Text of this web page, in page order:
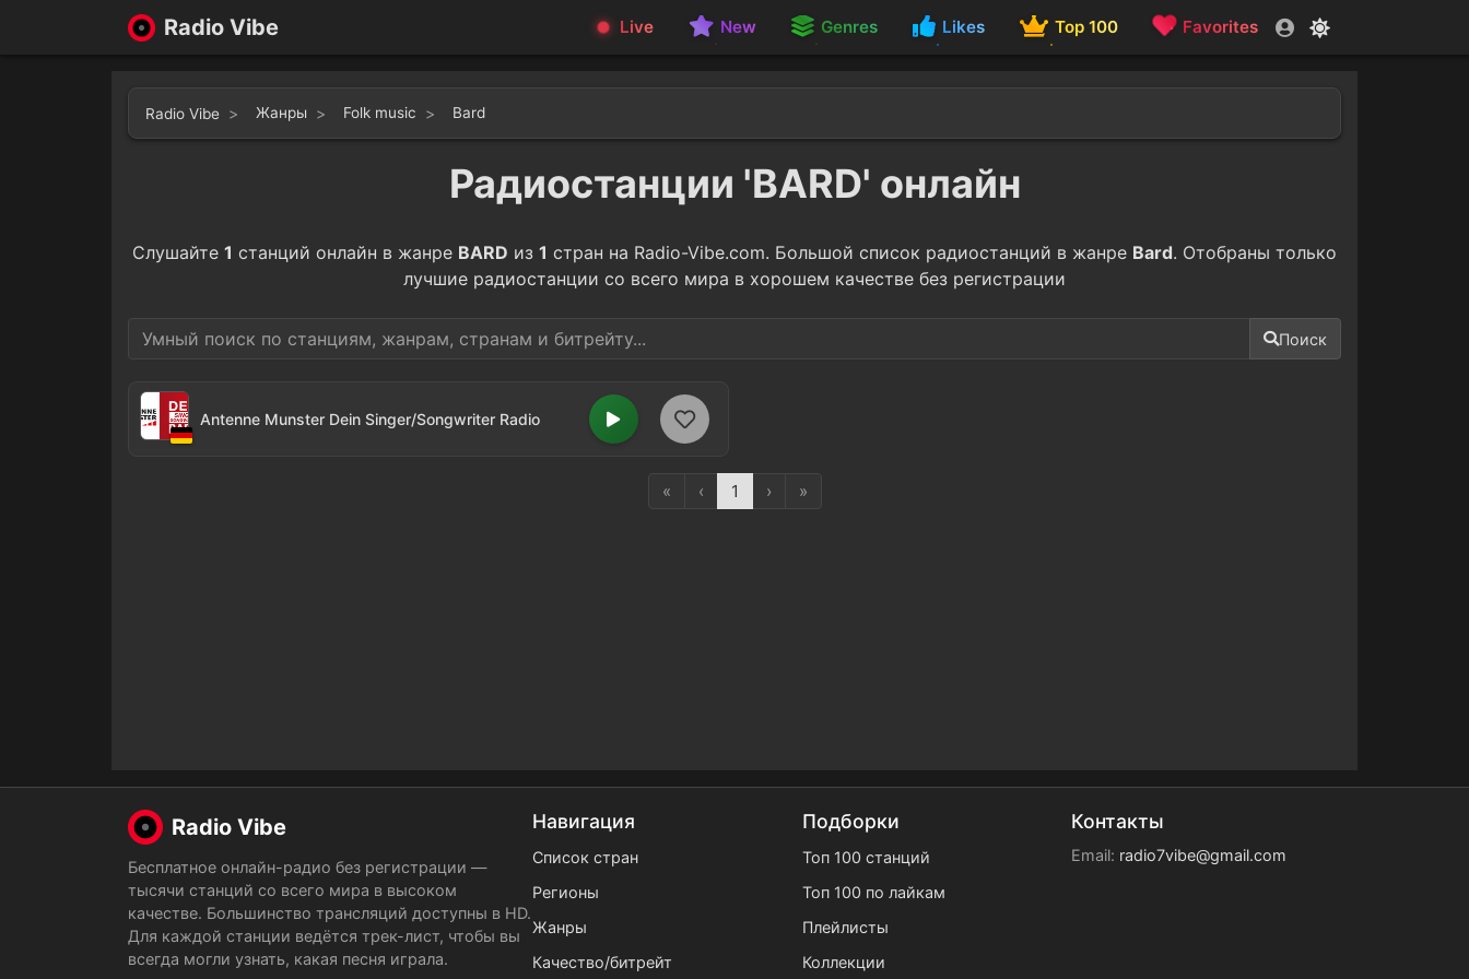
Radio Vibe Live New Genres Likes Top 100 Favorites
Radio Vibe Жанры Folk music Bard
Радиостанции 'BARD' онлайн
Слушайте 1 станций онлайн в жанре BARD из 1 стран на Radio-Vibe.com. Большой список радиостанций в жанре Bard. Отобраны только
лучшие радиостанции со всего мира в хорошем качестве без регистрации
Поиск
Antenne Munster Dein Singer/Songwriter Radio
« ‹ 1 › »
Radio Vibe
Бесплатное онлайн-радио без регистрации —
тысячи станций со всего мира в высоком
качестве. Большинство трансляций доступны в HD.
Для каждой станции ведётся трек-лист, чтобы вы
всегда могли узнать, какая песня играла.
Навигация
Список стран
Регионы
Жанры
Качество/битрейт
Подборки
Топ 100 станций
Топ 100 по лайкам
Плейлисты
Коллекции
Контакты
Email: radio7vibe@gmail.com